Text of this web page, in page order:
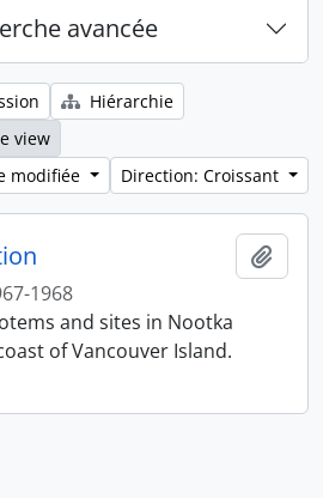
avancée
Hiérarchie
view
modifiée
Direction: Croissant
1968
and sites in Nootka
of Vancouver Island.